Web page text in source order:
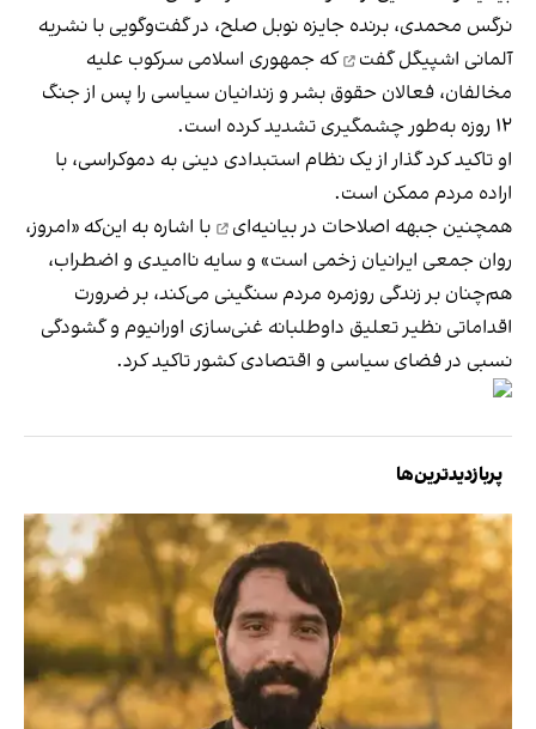
نرگس محمدی، برنده جایزه نوبل صلح، در گفت‌وگویی با نشریه
آلمانی اشپیگل گفت
که جمهوری اسلامی سرکوب علیه
مخالفان، فعالان حقوق بشر و زندانیان سیاسی را پس از جنگ
۱۲ روزه به‌طور چشمگیری تشدید کرده است.
او تاکید کرد گذار از یک نظام استبدادی دینی به دموکراسی، با
اراده مردم ممکن است.
همچنین جبهه اصلاحات در بیانیه‌ای
با اشاره به این‌که «امروز،
روان جمعی ایرانیان زخمی است» و سایه ناامیدی و اضطراب،
هم‌چنان بر زندگی روزمره مردم سنگینی می‌کند، بر ضرورت
اقداماتی نظیر تعلیق داوطلبانه غنی‌سازی اورانیوم و گشودگی
نسبی در فضای سیاسی و اقتصادی کشور تاکید کرد.
پربازدیدترین‌ها